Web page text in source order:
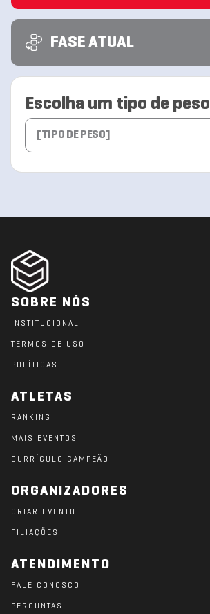
FASE ATUAL
Escolha um tipo de peso
SOBRE NÓS
INSTITUCIONAL
TERMOS DE USO
POLÍTICAS
ATLETAS
RANKING
MAIS EVENTOS
CURRÍCULO CAMPEÃO
ORGANIZADORES
CRIAR EVENTO
FILIAÇÕES
ATENDIMENTO
FALE CONOSCO
PERGUNTAS